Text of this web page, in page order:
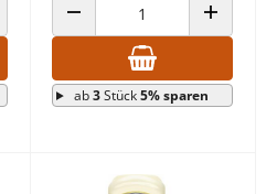
ERHÖHENANZAHL VERRINGERN ANZAHL
ab3Stück5% sparen